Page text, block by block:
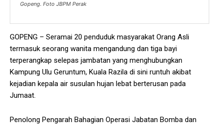
Gopeng. Foto JBPM Perak
GOPENG – Seramai 20 penduduk masyarakat Orang Asli
termasuk seorang wanita mengandung dan tiga bayi
terperangkap selepas jambatan yang menghubungkan
Kampung Ulu Geruntum, Kuala Razila di sini runtuh akibat
kejadian kepala air susulan hujan lebat berterusan pada
Jumaat.
Penolong Pengarah Bahagian Operasi Jabatan Bomba dan